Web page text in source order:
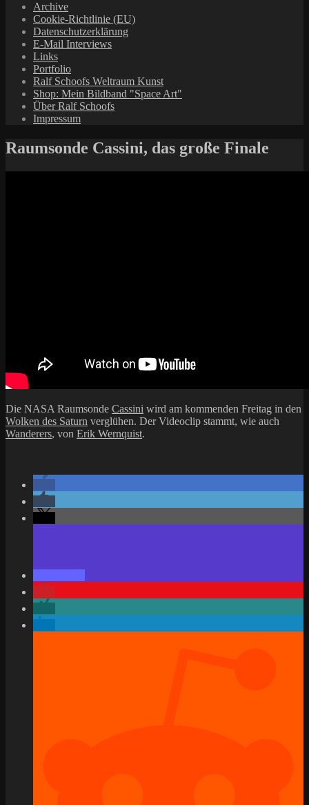
Archive
Cookie-Richtlinie (EU)
Datenschutzerklärung
E-Mail Interviews
Links
Portfolio
Ralf Schoofs Weltraum Kunst
Shop: Mein Bildband "Space Art"
Über Ralf Schoofs
Impressum
Raumsonde Cassini, das große Finale
Die NASA Raumsonde Cassini wird am kommenden Freitag in den
Wolken des Saturn verglühen. Der Videoclip stammt, wie auch
Wanderers, von Erik Wernquist.